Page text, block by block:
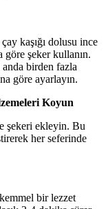
kaşığı dolusu ince
göre şeker kullanın.
birden fazla
göre ayarlayın.
Koyun
şekeri ekleyin. Bu
her seferinde
bir lezzet